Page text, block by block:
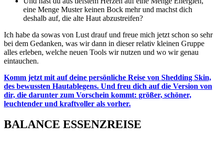
eine Menge Muster keinen Bock mehr und machst dich
deshalb auf, die alte Haut abzustreifen?
Ich habe da sowas von Lust drauf und freue mich jetzt schon so sehr
bei dem Gedanken, was wir dann in dieser relativ kleinen Gruppe
alles erleben, welche neuen Tools wir nutzen und wo wir genau
eintauchen.
Komm jetzt mit auf deine persönliche Reise von Shedding Skin,
des bewussten Hautablegens. Und freu dich auf die Version von
dir, die darunter zum Vorschein kommt: größer, schöner,
leuchtender und kraftvoller als vorher.
BALANCE ESSENZREISE